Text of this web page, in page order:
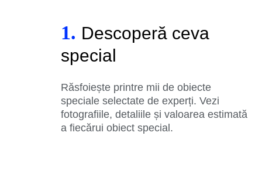
1. Descoperă ceva
special
Răsfoiește printre mii de obiecte
speciale selectate de experți. Vezi
fotografiile, detaliile și valoarea estimată
a fiecărui obiect special.